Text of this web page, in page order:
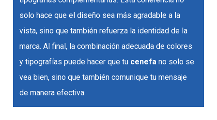
solo hace que el diseño sea más agradable a la
vista, sino que también refuerza la identidad de la
marca. Al final, la combinación adecuada de colores
y tipografías puede hacer que tu cenefa no solo se
vea bien, sino que también comunique tu mensaje
de manera efectiva.